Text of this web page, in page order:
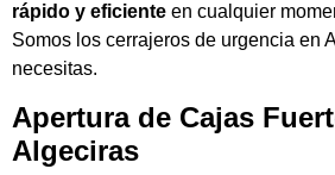
rápido y eficiente en cualquier
Somos los cerrajeros de urgencia en
necesitas.
Apertura de Cajas
Algeciras